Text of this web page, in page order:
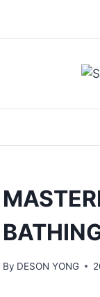
By DESON YONG